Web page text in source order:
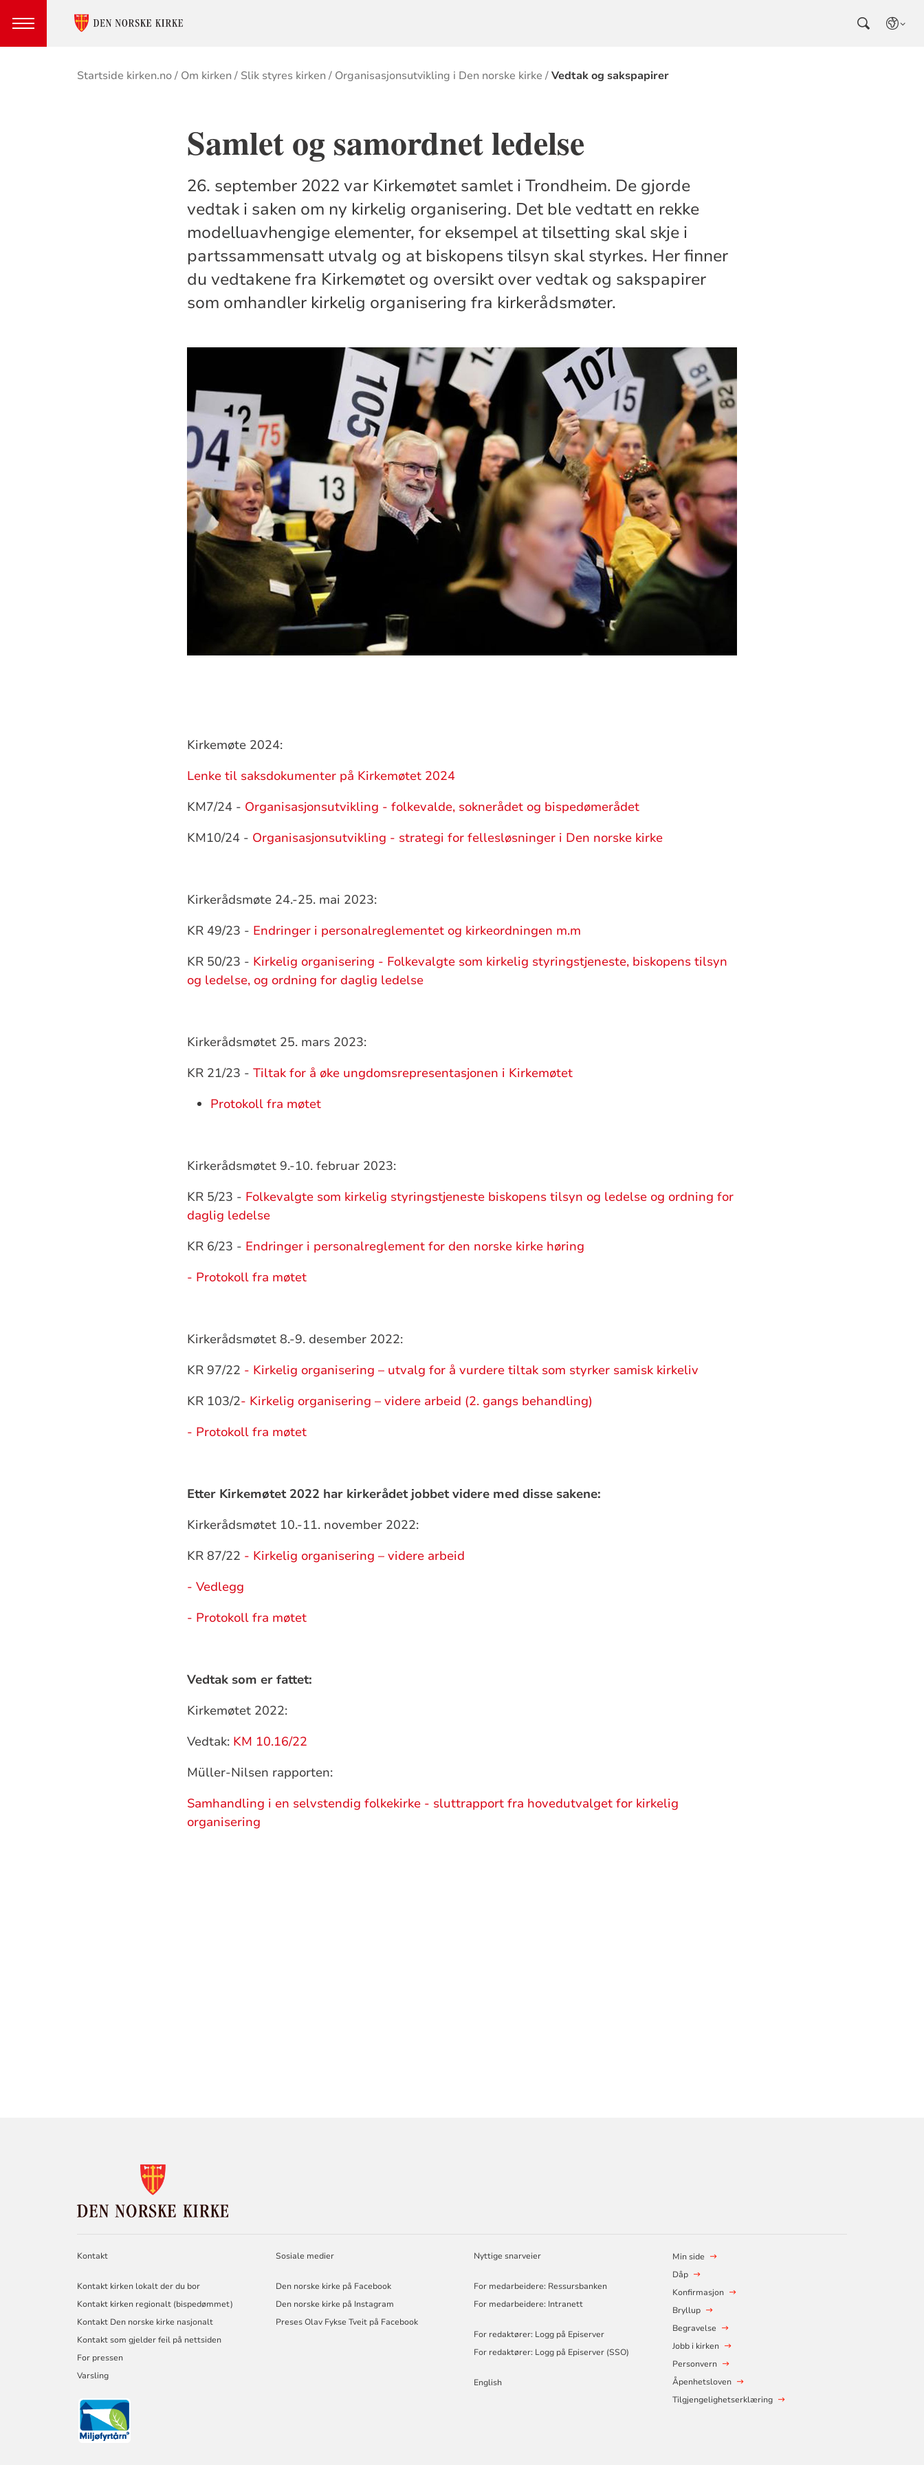
Brødsmulesti
Startside kirken.no Om kirken Slik styres kirken Organisasjonsutvikling i Den norske kirke Vedtak og sakspapirer
Samlet og samordnet ledelse
26. september 2022 var Kirkemøtet samlet i Trondheim. De gjorde
vedtak i saken om ny kirkelig organisering. Det ble vedtatt en rekke
modelluavhengige elementer, for eksempel at tilsetting skal skje i
partssammensatt utvalg og at biskopens tilsyn skal styrkes. Her finner
du vedtakene fra Kirkemøtet og oversikt over vedtak og sakspapirer
som omhandler kirkelig organisering fra kirkerådsmøter.
Kirkemøte 2024:
Lenke til saksdokumenter på Kirkemøtet 2024
KM7/24 - Organisasjonsutvikling - folkevalde, soknerådet og bispedømerådet
KM10/24 - Organisasjonsutvikling - strategi for fellesløsninger i Den norske kirke
Kirkerådsmøte 24.-25. mai 2023:
KR 49/23 - Endringer i personalreglementet og kirkeordningen m.m
KR 50/23 - Kirkelig organisering - Folkevalgte som kirkelig styringstjeneste, biskopens tilsyn
og ledelse, og ordning for daglig ledelse
Kirkerådsmøtet 25. mars 2023:
KR 21/23 - Tiltak for å øke ungdomsrepresentasjonen i Kirkemøtet
Protokoll fra møtet
Kirkerådsmøtet 9.-10. februar 2023:
KR 5/23 - Folkevalgte som kirkelig styringstjeneste biskopens tilsyn og ledelse og ordning for
daglig ledelse
KR 6/23 - Endringer i personalreglement for den norske kirke høring
- Protokoll fra møtet
Kirkerådsmøtet 8.-9. desember 2022:
KR 97/22 - Kirkelig organisering – utvalg for å vurdere tiltak som styrker samisk kirkeliv
KR 103/2- Kirkelig organisering – videre arbeid (2. gangs behandling)
- Protokoll fra møtet
Etter Kirkemøtet 2022 har kirkerådet jobbet videre med disse sakene:
Kirkerådsmøtet 10.-11. november 2022:
KR 87/22 - Kirkelig organisering – videre arbeid
- Vedlegg
- Protokoll fra møtet
Vedtak som er fattet:
Kirkemøtet 2022:
Vedtak: KM 10.16/22
Müller-Nilsen rapporten:
Samhandling i en selvstendig folkekirke - sluttrapport fra hovedutvalget for kirkelig
organisering
NORSKE
KIRKE
Kontakt
Kontakt kirken lokalt der du bor
Kontakt kirken regionalt (bispedømmet)
Kontakt Den norske kirke nasjonalt
Kontakt som gjelder feil på nettsiden
For pressen
Varsling
Sosiale medier
Den norske kirke på Facebook
Den norske kirke på Instagram
Preses Olav Fykse Tveit på Facebook
Nyttige snarveier
For medarbeidere: Ressursbanken
For medarbeidere: Intranett
For redaktører: Logg på Episerver
For redaktører: Logg på Episerver (SSO)
English
Min side
Dåp
Konfirmasjon
Bryllup
Begravelse
Jobb i kirken
Personvern
Åpenhetsloven
Tilgjengelighetserklæring